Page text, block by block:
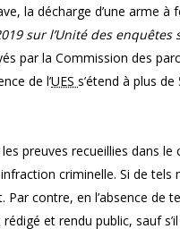
la décharge d’une arme à
sur l’Unité des enquêtes
par la Commission des
de l’UES s’étend à plus
preuves recueillies dans le
criminelle. Si de
contre, en l’absence de
et rendu public, sauf